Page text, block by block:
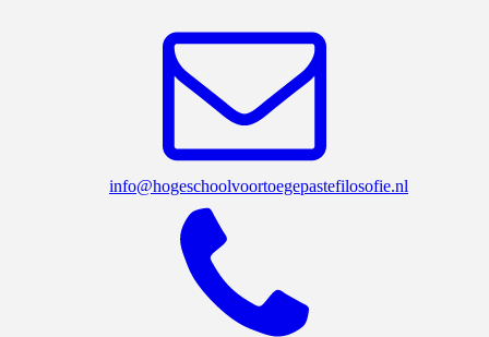
info@hogeschoolvoortoegepastefilosofie.nl